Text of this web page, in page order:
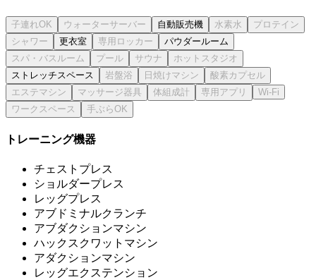
自動販売機
更衣室
パウダールーム
ストレッチスペース
トレーニング機器
チェストプレス
ショルダープレス
レッグプレス
アブドミナルクランチ
アブダクションマシン
ハックスクワットマシン
アダクションマシン
レッグエクステンション